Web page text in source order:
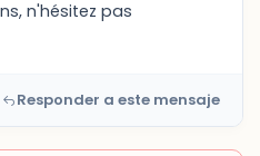
n'hésitez pas
Responder a este mensaje